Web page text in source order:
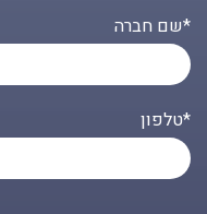
שם חברה*
טלפון*